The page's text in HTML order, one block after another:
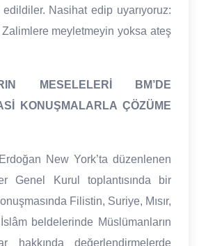
edildiler. Nasihat edip uyarıyoruz:
Zalimlere meyletmeyin yoksa ateş
MESELELERİ BM’DE
KONUŞMALARLA ÇÖZÜME
New York’ta düzenlenen
Genel Kurul toplantısında bir
Filistin, Suriye, Mısır,
beldelerinde Müslümanların
hakkında değerlendirmelerde